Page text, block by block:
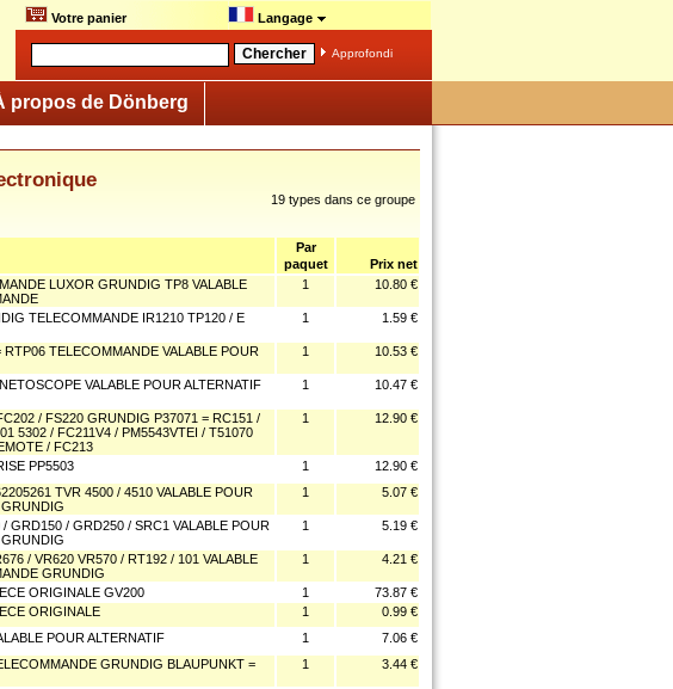
Votre panier Langage
Approfondi
propos de Dönberg
19 types dans ce groupe
Par
paquet
Prix net
LUXOR GRUNDIG TP8 VALABLE
1 10.80 €
TELECOMMANDE IR1210 TP120 / E
1 1.59 €
TELECOMMANDE VALABLE POUR
1 10.53 €
VALABLE POUR ALTERNATIF
1 10.47 €
/ FS220 GRUNDIG P37071 = RC151 /
5302 / FC211V4 / PM5543VTEI / T51070
/ FC213
1 12.90 €
PP5503 1
12.90 €
TVR 4500 / 4510 VALABLE POUR
1 5.07 €
GRD150 / GRD250 / SRC1 VALABLE POUR
1 5.19 €
/ VR620 VR570 / RT192 / 101 VALABLE
GRUNDIG
1 4.21 €
ORIGINALE GV200 1
73.87 €
ORIGINALE 1
0.99 €
POUR ALTERNATIF 1
7.06 €
GRUNDIG BLAUPUNKT =
1 3.44 €